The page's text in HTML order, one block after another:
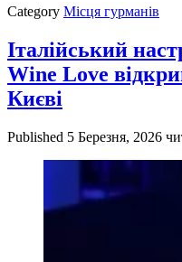
Category Місця гурманів
Італійський
Wine Love
Києві
Published 5 Березня, 2026